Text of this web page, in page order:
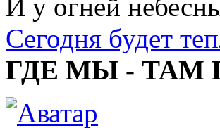
И у огней
Сегодня будет
ГДЕ МЫ - ТАМ